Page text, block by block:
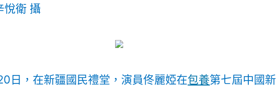
悅衛 攝
日，在新疆國民禮堂，演員佟麗婭在包養第七屆中國新